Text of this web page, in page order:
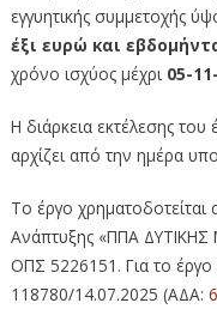
εγγυητικής συμμετοχής
έξι ευρώ και
χρόνο ισχύος μέχρι 05-
Η διάρκεια εκτέλεσης του
αρχίζει από την ημέρα
Το έργο
Ανάπτυξης «ΠΠΑ
ΟΠΣ 5226151. Για το
118780/14.07.2025 (ΑΔΑ: